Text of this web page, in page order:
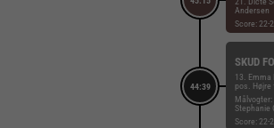
Andersen
Score: 22-
44:39
SKUD
13. Emma
pos. Højre
Målvogter:
Stephanie
Score: 22-